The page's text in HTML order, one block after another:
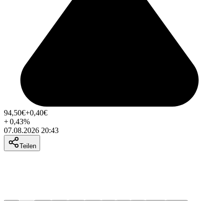
94,50€+0,40€
+0,43%
07.08.2026 20:43
Teilen